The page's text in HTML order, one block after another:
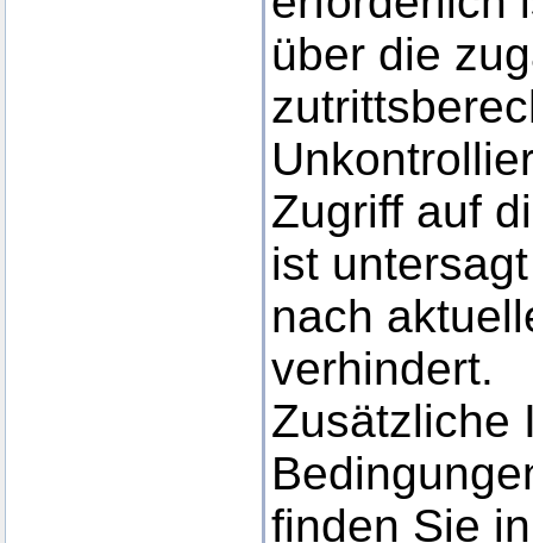
über die
Zugriff auf
ist
nach
verhindert.
Zusätzliche
finden Sie